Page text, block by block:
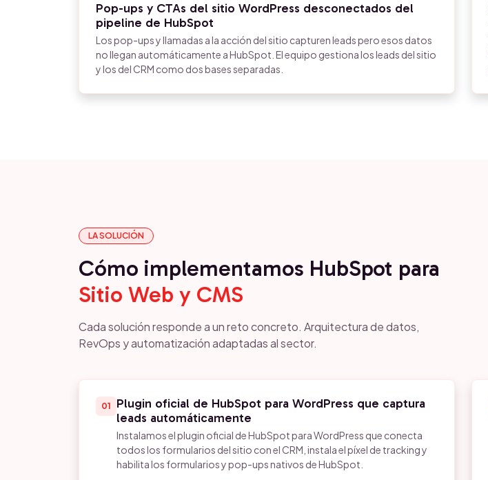
Pop-ups y CTAs del sitio WordPress desconectados del
pipeline de HubSpot
Los pop-ups y llamadas a la acción del sitio capturen leads pero esos datos
no llegan automáticamente a HubSpot. El equipo gestiona los leads del sitio
y los del CRM como dos bases separadas.
LA SOLUCIÓN
Cómo implementamos HubSpot para
Sitio Web y CMS
Cada solución responde a un reto concreto. Arquitectura de datos,
RevOps y automatización adaptadas al sector.
01
Plugin oficial de HubSpot para WordPress que captura
leads automáticamente
Instalamos el plugin oficial de HubSpot para WordPress que conecta
todos los formularios del sitio con el CRM, instala el píxel de tracking y
habilita los formularios y pop-ups nativos de HubSpot.